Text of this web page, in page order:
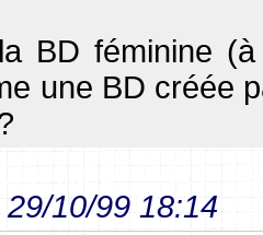
BD féminine
une BD créée
29/10/99 18:14